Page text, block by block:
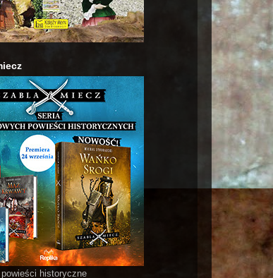
historyczne